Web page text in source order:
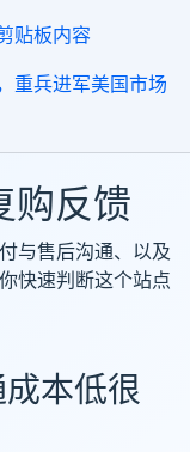
贴板内容
重兵进军美国市场
购反馈
与售后沟通、以及
快速判断这个站点
本低很